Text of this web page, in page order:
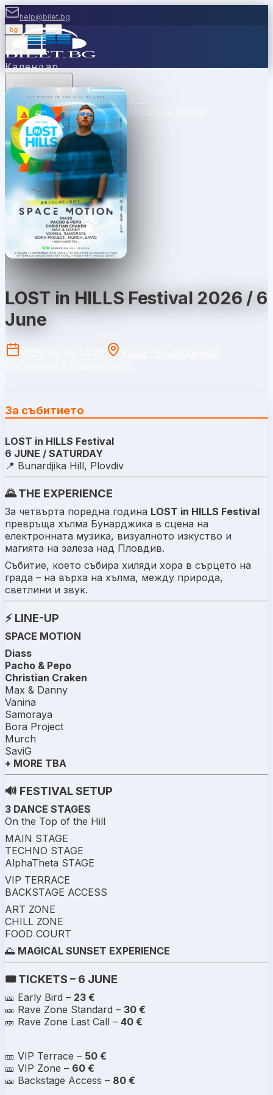
help@bilet.bg
bg |
Вход
Календар
Категории
МестаКасиПродавайте с
насВаучериНовиниПомощ
Пловдив
LOST in HILLS Festival 2026 / 6
June
За събитието
LOST in HILLS Festival
6 JUNE / SATURDAY
📍 Bunardjika Hill, Plovdiv
🌄 THE EXPERIENCE
За четвърта поредна година LOST in HILLS Festival
превръща хълма Бунарджика в сцена на
електронната музика, визуалното изкуство и
магията на залеза над Пловдив.
Събитие, което събира хиляди хора в сърцето на
града – на върха на хълма, между природа,
светлини и звук.
⚡ LINE-UP
SPACE MOTION
Diass
Pacho & Pepo
Christian Craken
Max & Danny
Vanina
Samoraya
Bora Project
Murch
SaviG
+ MORE TBA
🔊 FESTIVAL SETUP
3 DANCE STAGES
On the Top of the Hill
MAIN STAGE
TECHNO STAGE
AlphaTheta STAGE
VIP TERRACE
BACKSTAGE ACCESS
ART ZONE
CHILL ZONE
FOOD COURT
🌅 MAGICAL SUNSET EXPERIENCE
🎟️ TICKETS – 6 JUNE
🎫 Early Bird – 23 €
🎫 Rave Zone Standard – 30 €
🎫 Rave Zone Last Call – 40 €
🎫 VIP Terrace – 50 €
🎫 VIP Zone – 60 €
🎫 Backstage Access – 80 €